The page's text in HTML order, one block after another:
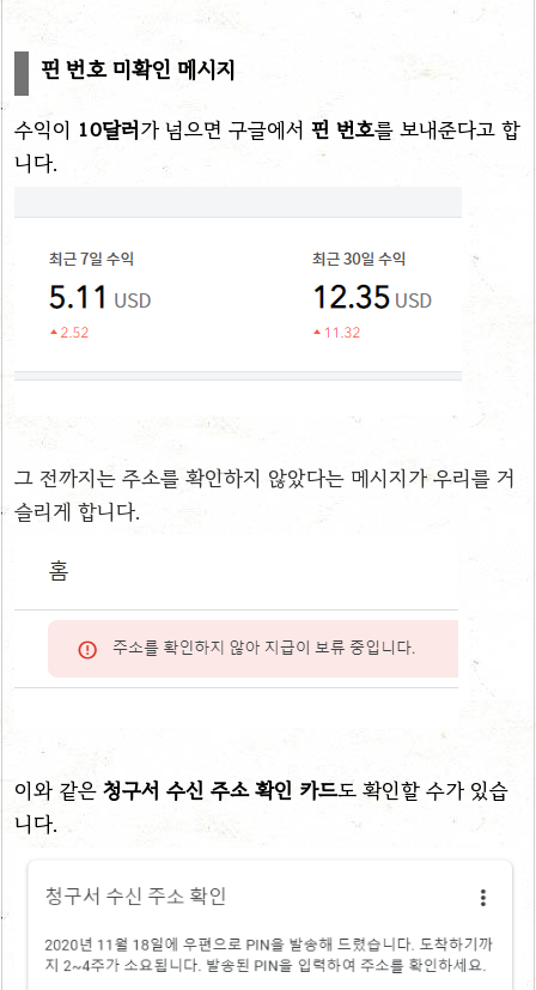
핀 번호 미확인 메시지
수익이 10달러 가 넘으면 구글에서 핀 번호를 보내준다고 합
니다.
그 전까지는 주소를 확인하지 않았다는 메시지가 우리를 거
슬리게 합니다.
이와 같은 청구서 수신 주소 확인 카드도 확인할 수가 있습
니다.